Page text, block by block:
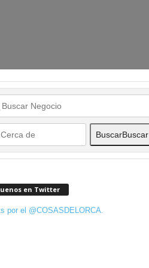
BuscarBuscar
en Twitter
por el @COSASDELORCA.